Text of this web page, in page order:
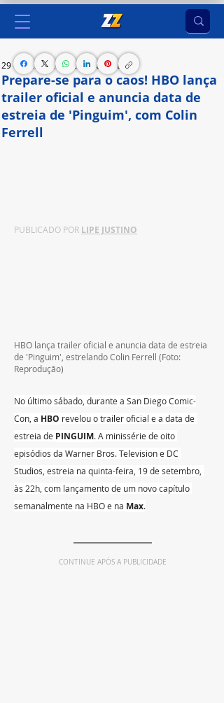
Prepare-se para o caos! HBO lança
trailer oficial e anuncia data de
estreia de 'Pinguim', com Colin
Ferrell
29 de jul. de 2024 2 min de leitura
PUBLICADO POR LIPE JUSTINO
HBO lança trailer oficial e anuncia data de estreia
de 'Pinguim', estrelando Colin Ferrell (Foto:
Reprodução)
No último sábado, durante a San Diego Comic-
Con, a HBO revelou o trailer oficial e a data de
estreia de PINGUIM. A minissérie de oito
episódios da Warner Bros. Television e DC
Studios, estreia na quinta-feira, 19 de setembro,
às 22h, com lançamento de um novo capítulo
semanalmente na HBOe na Max.
CONTINUE APÓS A PUBLICIDADE